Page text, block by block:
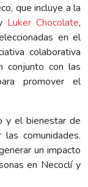
que incluye a la
Luker Chocolate,
en el
colaborativa
conjunto con las
promover el
y el bienestar de
comunidades.
un impacto
en Necoclí y